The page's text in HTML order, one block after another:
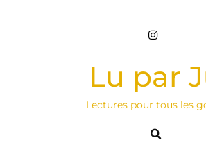
Lu par
Lectures pour tous les